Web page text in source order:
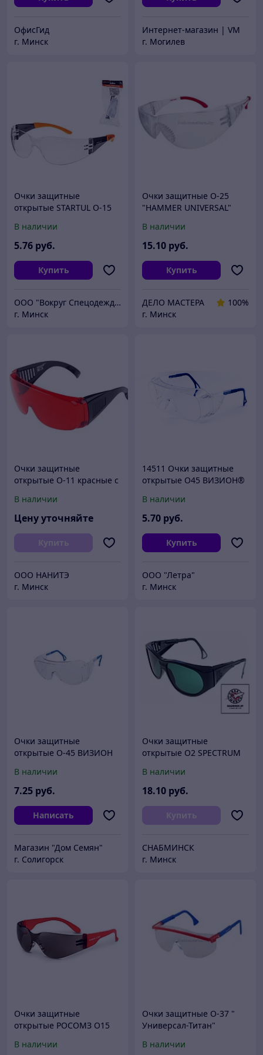
ОфисГид
г. Минск
Интернет-магазин | VM
г. Могилев
Очки защитные
открытые STARTUL О-15
(ST7220-15)
В наличии
5.76 руб.
Купить
ООО "Вокруг Спецодежды"
г. Минск
Очки защитные О-25
"HAMMER UNIVERSAL"
В наличии
15.10 руб.
Купить
ДЕЛО МАСТЕРА
100%
г. Минск
Очки защитные
открытые О-11 красные с
В наличии
Цену уточняйте
Купить
ООО НАНИТЭ
г. Минск
14511 Очки защитные
открытые О45 ВИЗИОН®
В наличии
5.70 руб.
Купить
ООО "Летра"
г. Минск
Очки защитные
открытые О-45 ВИЗИОН
В наличии
7.25 руб.
Написать
Магазин "Дом Семян"
г. Солигорск
Очки защитные
открытые О2 SPECTRUM
В наличии
18.10 руб.
Купить
СНАБМИНСК
г. Минск
Очки защитные
открытые РОСОМЗ О15
Super(5 3,1 PC)
В наличии
Очки защитные О-37 "
Универсал-Титан"
В наличии